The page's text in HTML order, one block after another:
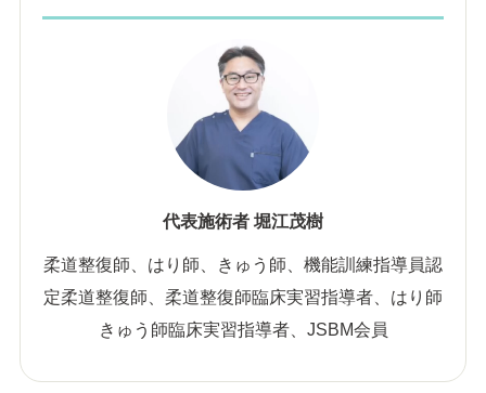
代表施術者 堀江茂樹
柔道整復師、はり師、きゅう師、機能訓練指導員認
定柔道整復師、柔道整復師臨床実習指導者、はり師
きゅう師臨床実習指導者、JSBM会員